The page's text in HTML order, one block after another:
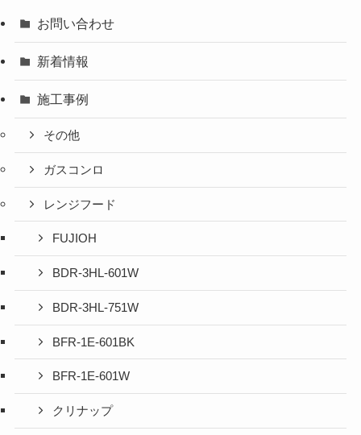
お問い合わせ
新着情報
施工事例
その他
ガスコンロ
レンジフード
FUJIOH
BDR-3HL-601W
BDR-3HL-751W
BFR-1E-601BK
BFR-1E-601W
クリナップ